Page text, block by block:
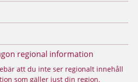
regional information
att du inte ser regionalt innehåll
som gäller just din region.